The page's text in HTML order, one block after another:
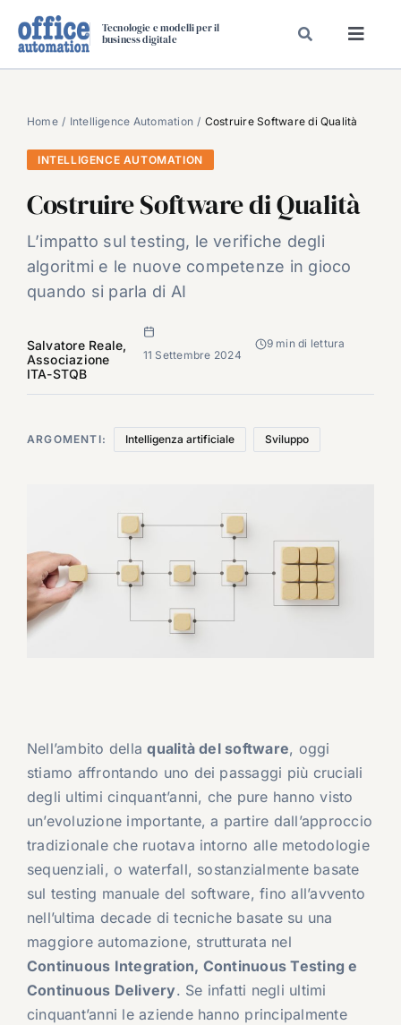
Tecnologie e modelli per il
business digitale
SPECIAL PAPER
TAVOLE ROTONDE DI REDAZIONE
CARRIERE
VIDEO
Home Intelligence Automation Costruire Software di Qualità
INTELLIGENCE AUTOMATION
Costruire Software di Qualità
L’impatto sul testing, le verifiche degli
algoritmi e le nuove competenze in gioco
quando si parla di AI
Salvatore Reale,
Associazione
ITA-STQB
11 Settembre 2024
9 min di lettura
ARGOMENTI: Intelligenza artificiale Sviluppo
Nell’ambito dellaqualità del software, oggi
stiamo affrontando uno dei passaggi più cruciali
degli ultimi cinquant’anni, che pure hanno visto
un’evoluzione importante, a partire dall’approccio
tradizionale che ruotava intorno alle metodologie
sequenziali, o waterfall, sostanzialmente basate
sul testing manuale del software, fino all’avvento
nell’ultima decade di tecniche basate su una
maggiore automazione, strutturata nel
Continuous Integration, Continuous Testing e
Continuous Delivery. Se infatti negli ultimi
cinquant’anni le aziende hanno principalmente